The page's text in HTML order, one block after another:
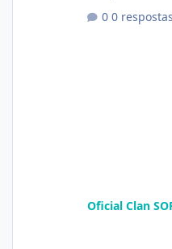
0 respostas
Oficial Clan